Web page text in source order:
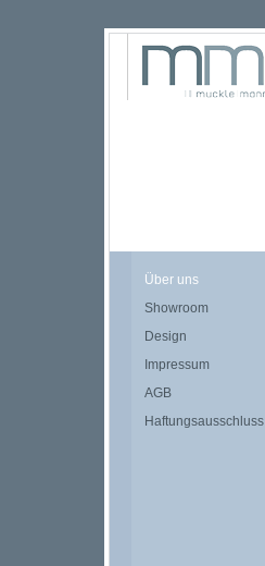
Über uns
Showroom
Design
Impressum
AGB
Haftungsausschluss